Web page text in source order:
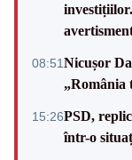
08:51Nicușor
„România
15:26PSD,
într-o